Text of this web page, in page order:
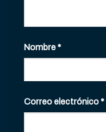
Nombre*
Correo electrónico*